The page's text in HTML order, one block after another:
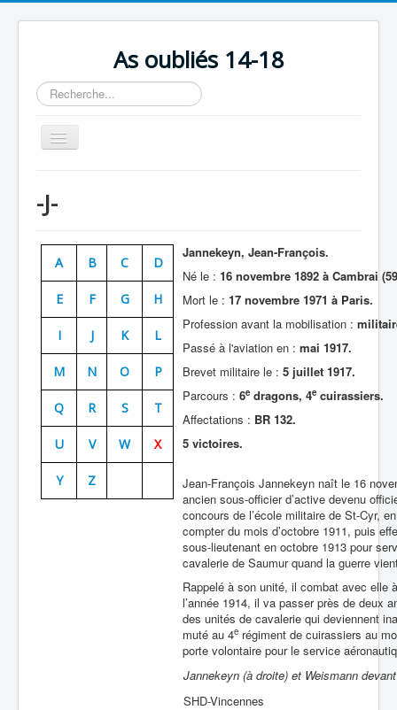
As oubliés 14-18
Rechercher
Basculer
la
Chronologie
Escadrilles
Organisation
Avions
Personnels
Doctrines
Batailles
Les As
Cahiers des As
-J-
A B C D
E F G H
I J K L
M N O P
Q R S T
U V W X
Y Z
Jannekeyn, Jean-François.
Né le : 16 novembre 1892 à Cambrai
Mort le : 17 novembre 1971 à Paris.
Profession avant la mobilisation :
Passé à l'aviation en : mai 1917.
Brevet militaire le : 5 juillet 1917.
Parcours : 6e dragons, 4e cuirassiers.
Affectations : BR 132.
5 victoires.
Jean-François Jannekeyn naît le 16
ancien sous-officier d’active devenu
concours de l’école militaire de St-Cyr,
compter du mois d’octobre 1911, puis
sous-lieutenant en octobre 1913 pour
cavalerie de Saumur quand la guerre
Rappelé à son unité, il combat avec elle
l’année 1914, il va passer près de deux
des unités de cavalerie qui deviennent
muté au 4e régiment de cuirassiers au
porte volontaire pour le service
Jannekeyn (à droite) et Weismann
SHD-Vincennes